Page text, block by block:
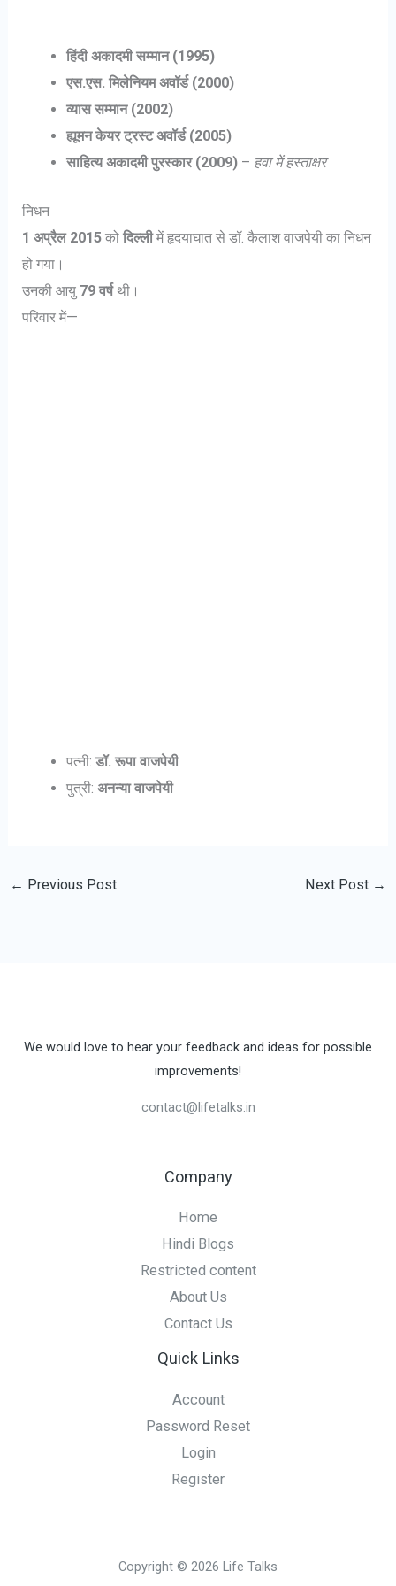
हिंदी अकादमी सम्मान (1995)
एस.एस. मिलेनियम अवॉर्ड (2000)
व्यास सम्मान (2002)
ह्यूमन केयर ट्रस्ट अवॉर्ड (2005)
साहित्य अकादमी पुरस्कार (2009)– हवा में हस्ताक्षर
निधन
1 अप्रैल 2015 कोदिल्लीमें हृदयाघात से डॉ. कैलाश वाजपेयी का निधन
हो गया।
उनकी आयु 79 वर्षथी।
परिवार में—
पत्नी: डॉ. रूपा वाजपेयी
पुत्री: अनन्या वाजपेयी
← Previous Post Next Post →
We would love to hear your feedback and ideas for possible
improvements!
contact@lifetalks.in
Company
Home
Hindi Blogs
Restricted content
About Us
Contact Us
Quick Links
Account
Password Reset
Login
Register
Copyright © 2026 Life Talks